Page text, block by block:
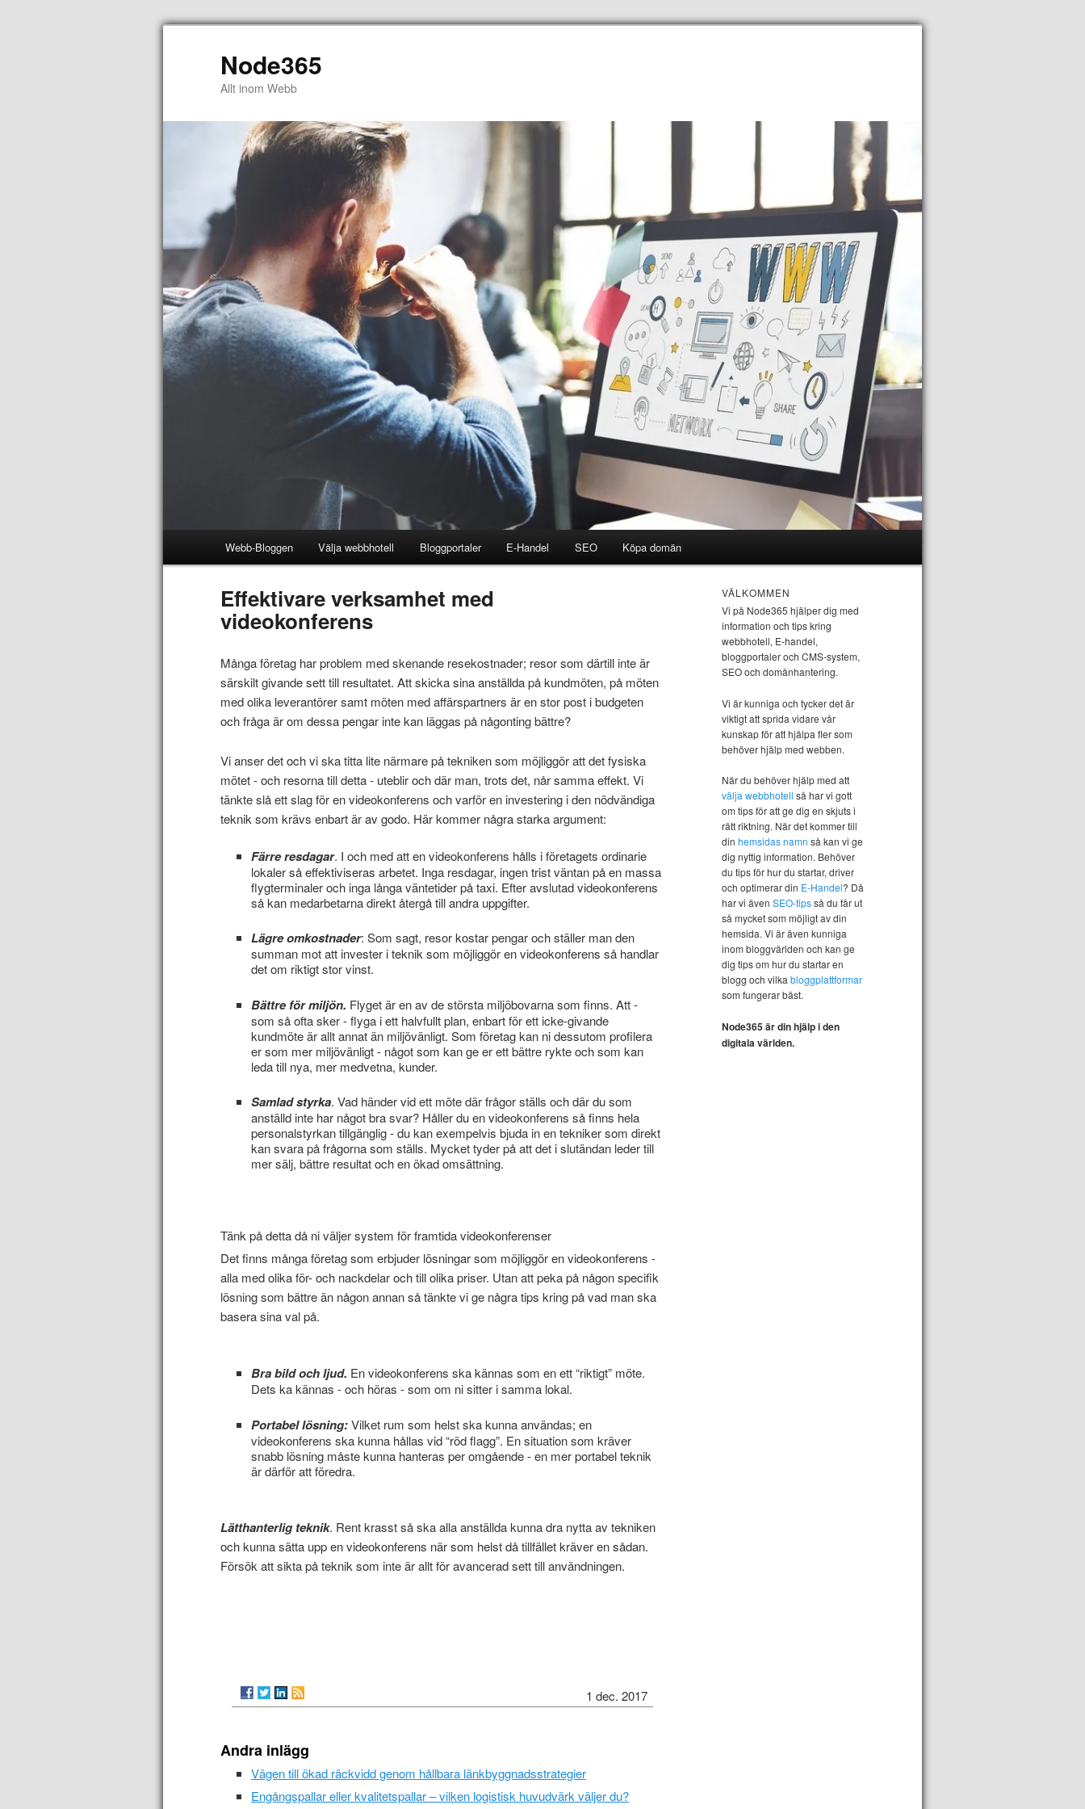
Node365
Allt inom Webb
Webb-Bloggen Välja webbhotell Bloggportaler E-Handel SEO Köpa domän
Effektivare verksamhet med
videokonferens
Många företag har problem med skenande resekostnader; resor som därtill inte är
särskilt givande sett till resultatet. Att skicka sina anställda på kundmöten, på möten
med olika leverantörer samt möten med affärspartners är en stor post i budgeten
och fråga är om dessa pengar inte kan läggas på någonting bättre?
Vi anser det och vi ska titta lite närmare på tekniken som möjliggör att det fysiska
mötet - och resorna till detta - uteblir och där man, trots det, når samma effekt. Vi
tänkte slå ett slag för en videokonferens och varför en investering i den nödvändiga
teknik som krävs enbart är av godo. Här kommer några starka argument:
Färre resdagar. I och med att en videokonferens hålls i företagets ordinarie
lokaler så effektiviseras arbetet. Inga resdagar, ingen trist väntan på en massa
flygterminaler och inga långa väntetider på taxi. Efter avslutad videokonferens
så kan medarbetarna direkt återgå till andra uppgifter.
Lägre omkostnader: Som sagt, resor kostar pengar och ställer man den
summan mot att invester i teknik som möjliggör en videokonferens så handlar
det om riktigt stor vinst.
Bättre för miljön. Flyget är en av de största miljöbovarna som finns. Att -
som så ofta sker - flyga i ett halvfullt plan, enbart för ett icke-givande
kundmöte är allt annat än miljövänligt. Som företag kan ni dessutom profilera
er som mer miljövänligt - något som kan ge er ett bättre rykte och som kan
leda till nya, mer medvetna, kunder.
Samlad styrka. Vad händer vid ett möte där frågor ställs och där du som
anställd inte har något bra svar? Håller du en videokonferens så finns hela
personalstyrkan tillgänglig - du kan exempelvis bjuda in en tekniker som direkt
kan svara på frågorna som ställs. Mycket tyder på att det i slutändan leder till
mer sälj, bättre resultat och en ökad omsättning.
Tänk på detta då ni väljer system för framtida videokonferenser
Det finns många företag som erbjuder lösningar som möjliggör en videokonferens -
alla med olika för- och nackdelar och till olika priser. Utan att peka på någon specifik
lösning som bättre än någon annan så tänkte vi ge några tips kring på vad man ska
basera sina val på.
Bra bild och ljud. En videokonferens ska kännas som en ett “riktigt” möte.
Dets ka kännas - och höras - som om ni sitter i samma lokal.
Portabel lösning:Vilket rum som helst ska kunna användas; en
videokonferens ska kunna hållas vid “röd flagg”. En situation som kräver
snabb lösning måste kunna hanteras per omgående - en mer portabel teknik
är därför att föredra.
Lätthanterlig teknik. Rent krasst så ska alla anställda kunna dra nytta av tekniken
och kunna sätta upp en videokonferens när som helst då tillfället kräver en sådan.
Försök att sikta på teknik som inte är allt för avancerad sett till användningen.
1 dec. 2017
Andra inlägg
Vägen till ökad räckvidd genom hållbara länkbyggnadsstrategier
Engångspallar eller kvalitetspallar – vilken logistisk huvudvärk väljer du?
VÄLKOMMEN
Vi på Node365 hjälper dig med
information och tips kring
webbhotell, E-handel,
bloggportaler och CMS-system,
SEO och domänhantering.
Vi är kunniga och tycker det är
viktigt att sprida vidare vår
kunskap för att hjälpa fler som
behöver hjälp med webben.
När du behöver hjälp med att
välja webbhotell så har vi gott
om tips för att ge dig en skjuts i
rätt riktning. När det kommer till
din hemsidas namn så kan vi ge
dig nyttig information. Behöver
du tips för hur du startar, driver
och optimerar din E-Handel? Då
har vi även SEO-tipsså du får ut
så mycket som möjligt av din
hemsida. Vi är även kunniga
inom bloggvärlden och kan ge
dig tips om hur du startar en
blogg och vilka bloggplattformar
som fungerar bäst.
Node365 är din hjälp i den
digitala världen.